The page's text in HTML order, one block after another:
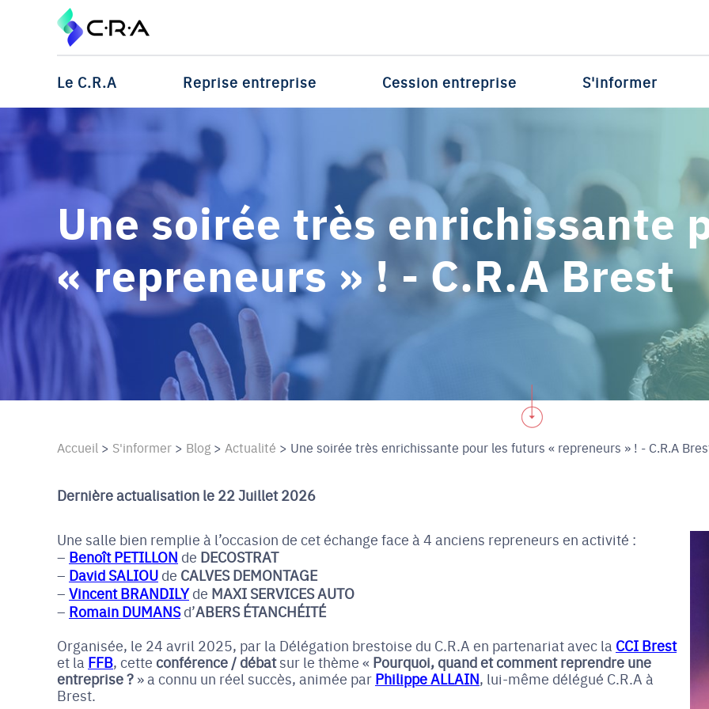
Le C.R.A Reprise entreprise Cession entreprise S'informer
Une soirée très enrichissante
« repreneurs » ! - C.R.A Brest
Accueil > S'informer > Blog > Actualité > Une soirée très enrichissante pour les futurs « repreneurs » ! - C.R.A
Dernière actualisation le 22 Juillet 2026
Une salle bien remplie à l’occasion de cet échange face à 4 anciens repreneurs en activité :
Benoît PETILLON de DECOSTRAT
David SALIOU de CALVES DEMONTAGE
Vincent BRANDILYde MAXI SERVICES AUTO
Romain DUMANSd’ABERS ÉTANCHÉITÉ
Organisée, le 24 avril 2025, par la Délégation brestoise du C.R.A en partenariat avec la CCI Brest
et la FFB, cette conférence / débatsur le thème « Pourquoi, quand et comment reprendre une
entreprise ? » a connu un réel succès, animée par Philippe ALLAIN, lui-même délégué C.R.A à
Brest.